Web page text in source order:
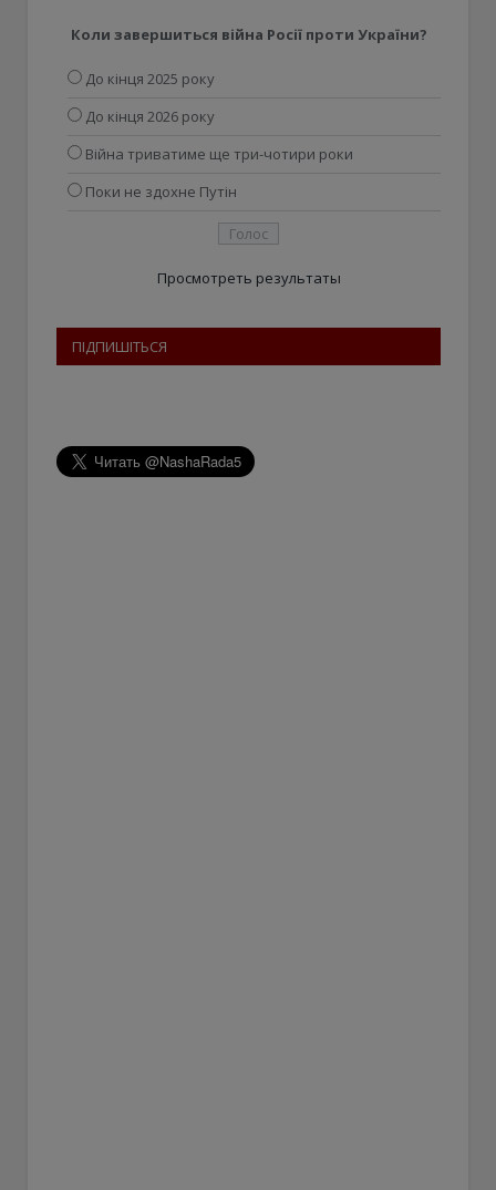
Коли завершиться війна Росії проти України?
До кінця 2025 року
До кінця 2026 року
Війна триватиме ще три-чотири роки
Поки не здохне Путін
Просмотреть результаты
ПІДПИШІТЬСЯ